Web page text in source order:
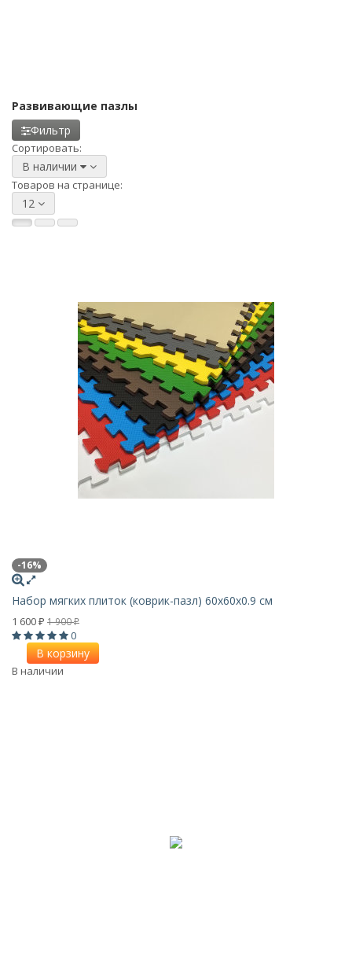
Развивающие пазлы
Фильтр
Сортировать:
В наличии
Товаров на странице:
12
-16%
Набор мягких плиток (коврик-пазл) 60х60x0.9 см
1 600 ₽ 1 900₽
0
В корзину
В наличии